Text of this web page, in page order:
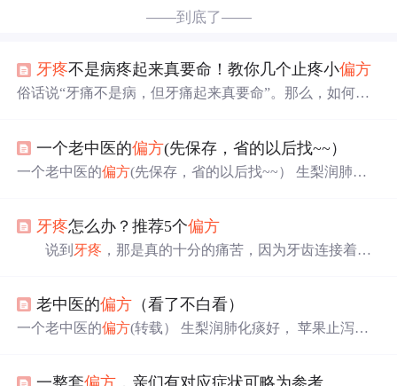
——到底了——
牙疼不是病疼起来真要命！教你几个止疼小偏方
俗话说“牙痛不是病，但牙痛起来真要命”。那么，如何去
以在牙痛的时候可以使用生姜来缓解痛苦。首先取出一片
新鲜的生姜，然后咬合放在
牙疼的位置，如果有必要也可
一个老中医的偏方(先保存，省的以后找~~）
一个老中医的偏方(先保存，省的以后找~~） 生梨润肺化
化痰， 韭菜补肾暖膝腰。 萝卜消食除胀气， 芹菜能
压高。 白菜利尿排毒素， 菜花常吃癌症少。 冬瓜消肿有
牙疼怎么办？推荐5个偏方
说到 牙疼 ，那是真的十分的痛苦，因为牙齿连接着神
那么你知道出现牙疼吃什么能缓解呢？ 1、胡椒粉止
牙痛 用胡椒粉止牙痛前，先用温水漱口，然后取干净
每个家庭的厨房里都有，牙痛时就可以用生姜来止痛，这
老中医的偏方 （看了不白看）
一个老中医的偏方(转载） 生梨润肺化痰好， 苹果止泻营